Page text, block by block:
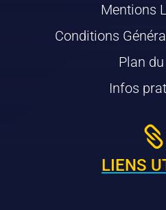
Mentions
Conditions
Plan
Infos

LIENS